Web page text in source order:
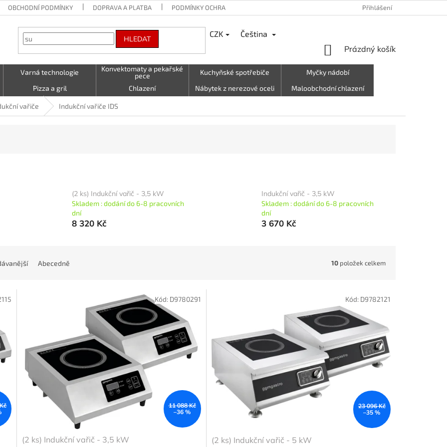
OBCHODNÍ PODMÍNKY DOPRAVA A PLATBA PODMÍNKY OCHRANY OSOBNÍCH ÚDAJŮ VRÁCENÍ ZBOŽÍ,
Přihlášení
HLEDAT
CZK Čeština
NÁKUPNÍ
Prázdný košík
Varná technologie
Konvektomaty a pekařské
pece
Kuchyňské spotřebiče
Myčky nádobí
Pizza a gril Chlazení Nábytek z nerezové oceli
Maloobchodní chlazení
Vzduchotechnika Stolování a Servírování
vařiče Indukční vařiče IDS
(2 ks) Indukční vařič - 3,5 kW
Skladem : dodání do 6-8 pracovních
dní
8 320 Kč
Indukční vařič - 3,5 kW
Skladem : dodání do 6-8 pracovních
dní
3 670 Kč
Abecedně 10 položek celkem
11 088 Kč
–36 %
(2 ks) Indukční vařič - 3,5 kW
Kód: D9780291
23 096 Kč
–35 %
(2 ks) Indukční vařič - 5 kW
Kód: D9782121